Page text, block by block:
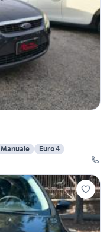
Manuale
Euro 4